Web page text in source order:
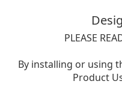
PLEASE
By installing or using
Product